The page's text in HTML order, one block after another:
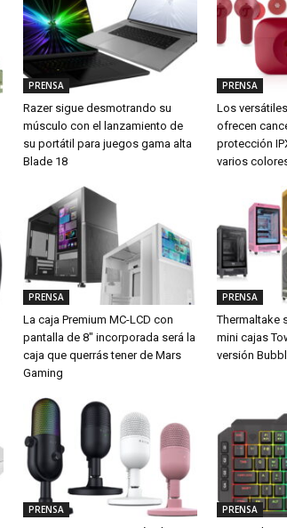
PRENSA
Razer sigue desmotrando su
músculo con el lanzamiento de
su portátil para juegos gama alta
Blade 18
PRENSA
Los
ofrecen
protección
varios
PRENSA
La caja Premium MC-LCD con
pantalla de 8″ incorporada será la
caja que querrás tener de Mars
Gaming
PRENSA
Thermaltake
mini cajas
versión
PRENSA PRENSA